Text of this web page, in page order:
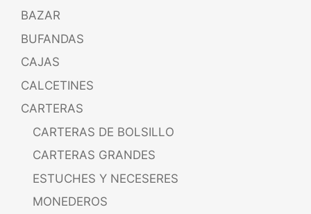
BAZAR
BUFANDAS
CAJAS
CALCETINES
CARTERAS
CARTERAS DE BOLSILLO
CARTERAS GRANDES
ESTUCHES Y NECESERES
MONEDEROS